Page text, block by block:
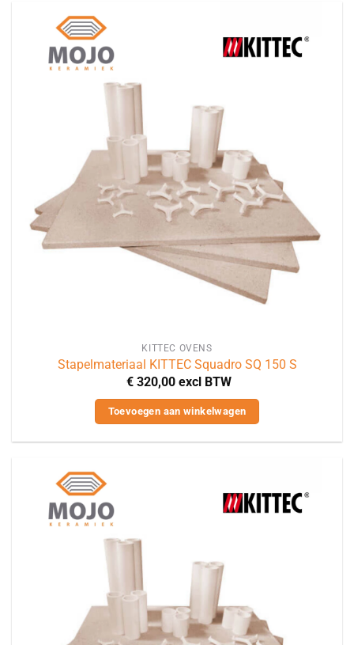
KITTEC OVENS
Stapelmateriaal KITTEC Squadro SQ 150 S
€320,00 excl BTW
Toevoegen aan winkelwagen